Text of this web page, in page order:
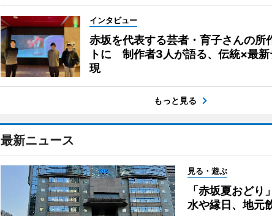
インタビュー
赤坂を代表する芸者・育子さんの所
トに 制作者3人が語る、伝統×最新
現
もっと見る
最新ニュース
見る・遊ぶ
「赤坂夏おど
水や縁日、地元